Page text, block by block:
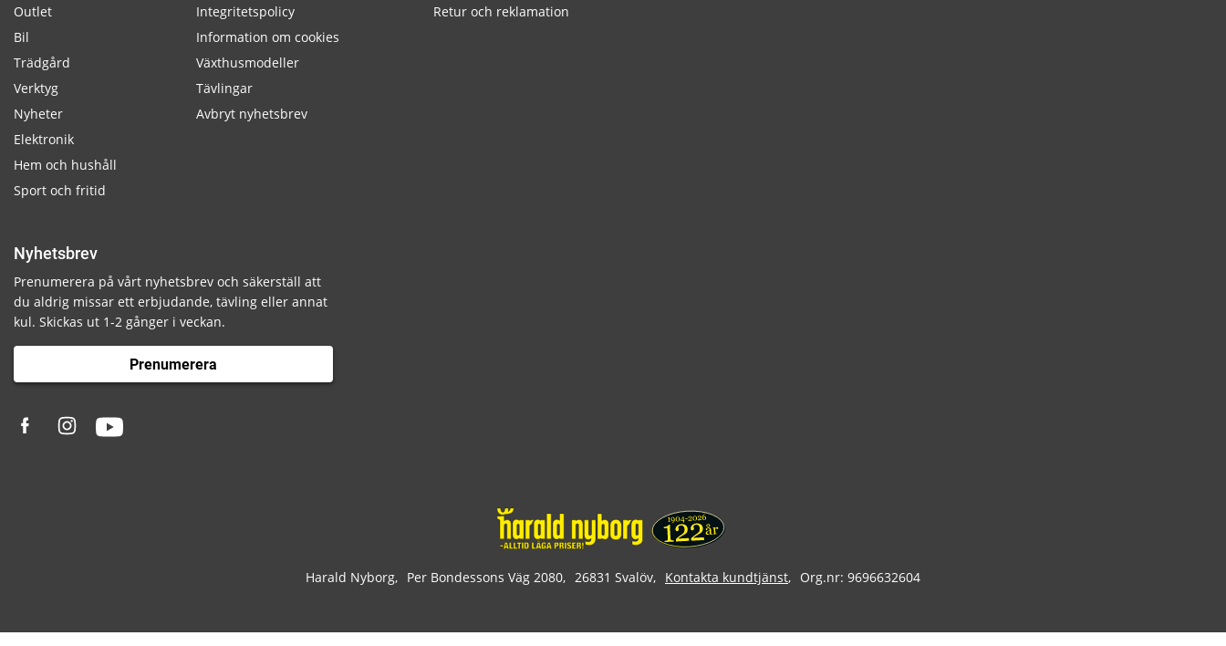
Outlet
Bil
Trädgård
Verktyg
Nyheter
Elektronik
Hem och hushåll
Sport och fritid
Integritetspolicy
Information om cookies
Växthusmodeller
Tävlingar
Avbryt nyhetsbrev
Retur och reklamation
Nyhetsbrev
Prenumerera på vårt nyhetsbrev och säkerställ att
du aldrig missar ett erbjudande, tävling eller annat
kul. Skickas ut 1-2 gånger i veckan.
Prenumerera
Harald Nyborg Per Bondessons Väg 2080 26831 Svalöv Kontakta kundtjänst Org.nr: 9696632604